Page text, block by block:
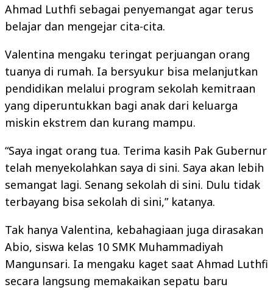
Ahmad Luthfi sebagai penyemangat agar terus
belajar dan mengejar cita-cita.
Valentina mengaku teringat perjuangan orang
tuanya di rumah. Ia bersyukur bisa melanjutkan
pendidikan melalui program sekolah kemitraan
yang diperuntukkan bagi anak dari keluarga
miskin ekstrem dan kurang mampu.
“Saya ingat orang tua. Terima kasih Pak Gubernur
telah menyekolahkan saya di sini. Saya akan lebih
semangat lagi. Senang sekolah di sini. Dulu tidak
terbayang bisa sekolah di sini,” katanya.
Tak hanya Valentina, kebahagiaan juga dirasakan
Abio, siswa kelas 10 SMK Muhammadiyah
Mangunsari. Ia mengaku kaget saat Ahmad Luthfi
secara langsung memakaikan sepatu baru